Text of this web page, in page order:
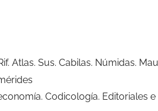
Atlas. Sus. Cabilas. Númidas.
Codicología. Editoriales